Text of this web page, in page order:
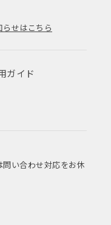
せはこちら
ガイド
い合わせ対応をお休